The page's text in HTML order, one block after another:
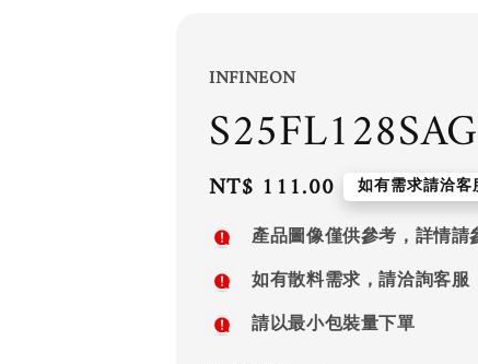
INFINEON
Regular
price
NT$ 111.00 如有需求請洽客
產品圖像僅供參考，詳情請
如有散料需求，請洽詢客服
請以最小包裝量下單